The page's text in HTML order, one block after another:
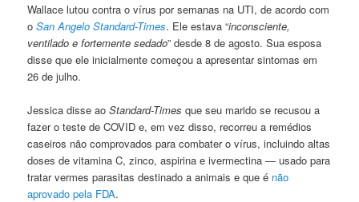
Wallace lutou contra o vírus por semanas na UTI, de acordo com
oSan Angelo Standard-Times. Ele estava “inconsciente,
ventilado e fortemente sedado” desde 8 de agosto. Sua esposa
disse que ele inicialmente começou a apresentar sintomas em
26 de julho.
Jessica disse aoStandard-Times que seu marido se recusou a
fazer o teste de COVID e, em vez disso, recorreu a remédios
caseiros não comprovados para combater o vírus, incluindo altas
doses de vitamina C, zinco, aspirina e ivermectina — usado para
tratar vermes parasitas destinado a animais e que é não
aprovado pela FDA.